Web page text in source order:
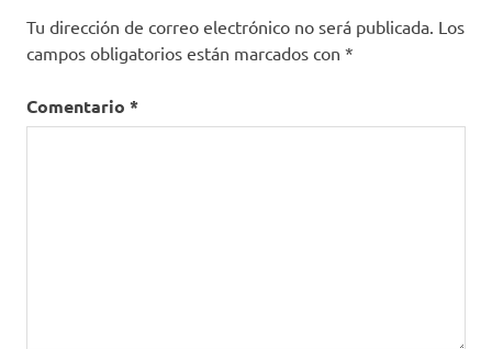
Tu dirección de correo electrónico no será publicada. Los
campos obligatorios están marcados con *
Comentario *